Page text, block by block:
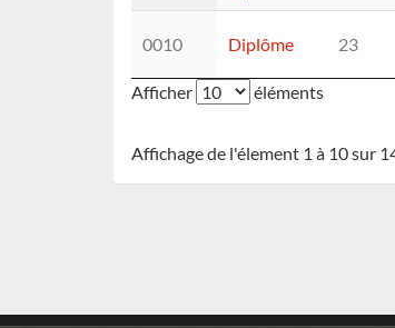
0010 Diplôme 23
Afficher éléments
Affichage de l'élement 1 à 10 sur